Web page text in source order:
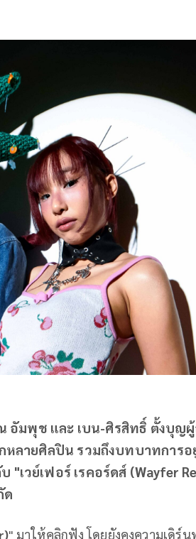
อัมพุช และ เบน-ศิรสิทธิ์ ตั้งบุญผู้
หลายศิลปิน รวมถึงบทบาทการ
เวย์เฟอร์ เรคอร์ดส์ (Wayfer
ด
" มาให้คลิกฟัง โดยยังคงความเดิร์